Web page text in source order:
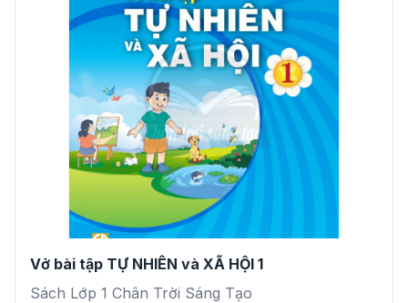
Vở bài tập TỰ NHIÊN và XÃ HỘI 1
Sách Lớp 1 Chân Trời Sáng Tạo